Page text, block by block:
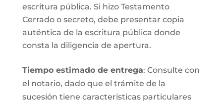
escritura pública. Si hizo Testamento
Cerrado o secreto, debe presentar copia
auténtica de la escritura pública donde
consta la diligencia de apertura.
Tiempo estimado de entrega: Consulte con
el notario, dado que el trámite de la
sucesión tiene características particulares